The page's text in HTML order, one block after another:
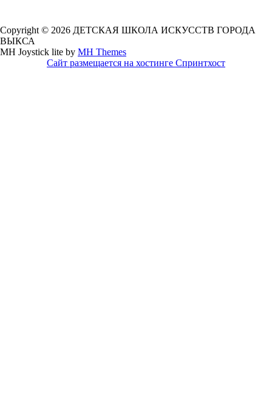
Copyright © 2026 ДЕТСКАЯ ШКОЛА ИСКУССТВ ГОРОДА
ВЫКСА
MH Joystick lite by MH Themes
Сайт размещается на хостинге Спринтхост